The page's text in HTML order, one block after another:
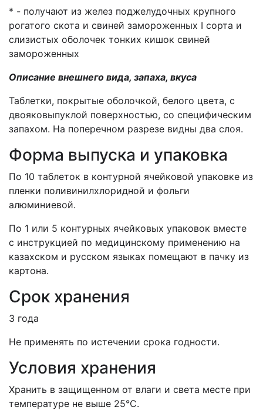
* - получают из желез поджелудочных крупного
рогатого скота и свиней замороженных I сорта и
слизистых оболочек тонких кишок свиней
замороженных
Описание внешнего вида, запаха, вкуса
Таблетки, покрытые оболочкой, белого цвета, с
двояковыпуклой поверхностью, со специфическим
запахом. На поперечном разрезе видны два слоя.
Форма выпуска и упаковка
По 10 таблеток в контурной ячейковой упаковке из
пленки поливинилхлоридной и фольги
алюминиевой.
По 1 или 5 контурных ячейковых упаковок вместе
с инструкцией по медицинскому применению на
казахском и русском языках помещают в пачку из
картона.
Срок хранения
3 года
Не применять по истечении срока годности.
Условия хранения
Хранить в защищенном от влаги и света месте при
температуре не выше 25°С.